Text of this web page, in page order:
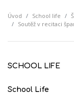
Úvod School life
Soutěž v recitaci
SCHOOL LIFE
School Life